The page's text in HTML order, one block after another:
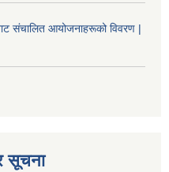
संचालित आयोजनाहरूको विवरण |
सूचना